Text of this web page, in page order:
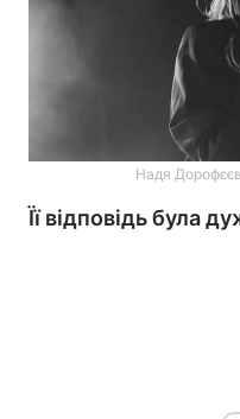
Надя
Її відповідь була